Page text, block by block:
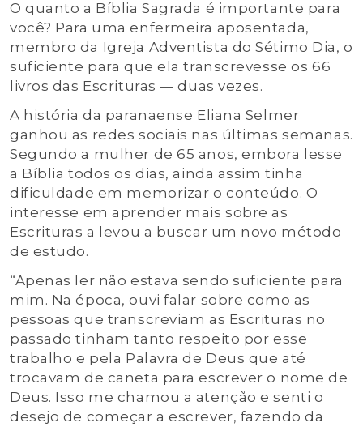
O quanto a Bíblia Sagrada é importante para
você? Para uma enfermeira aposentada,
membro da Igreja Adventista do Sétimo Dia, o
suficiente para que ela transcrevesse os 66
livros das Escrituras — duas vezes.
A história da paranaense Eliana Selmer
ganhou as redes sociais nas últimas semanas.
Segundo a mulher de 65 anos, embora lesse
a Bíblia todos os dias, ainda assim tinha
dificuldade em memorizar o conteúdo. O
interesse em aprender mais sobre as
Escrituras a levou a buscar um novo método
de estudo.
“Apenas ler não estava sendo suficiente para
mim. Na época, ouvi falar sobre como as
pessoas que transcreviam as Escrituras no
passado tinham tanto respeito por esse
trabalho e pela Palavra de Deus que até
trocavam de caneta para escrever o nome de
Deus. Isso me chamou a atenção e senti o
desejo de começar a escrever, fazendo da